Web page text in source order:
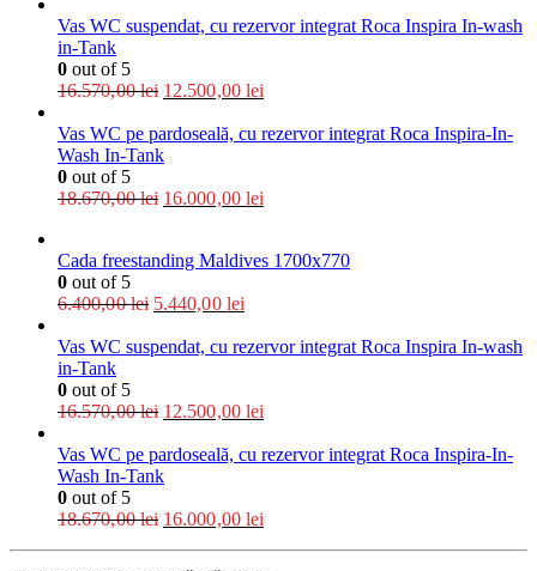
Vas WC suspendat, cu rezervor integrat Roca Inspira In-wash
in-Tank
0 out of 5
16.570,00lei 12.500,00 lei
Vas WC pe pardoseală, cu rezervor integrat Roca Inspira-In-
Wash In-Tank
0 out of 5
18.670,00lei 16.000,00 lei
Cada freestanding Maldives 1700x770
0 out of 5
6.400,00lei 5.440,00 lei
Vas WC suspendat, cu rezervor integrat Roca Inspira In-wash
in-Tank
0 out of 5
16.570,00lei 12.500,00 lei
Vas WC pe pardoseală, cu rezervor integrat Roca Inspira-In-
Wash In-Tank
0 out of 5
18.670,00lei 16.000,00 lei